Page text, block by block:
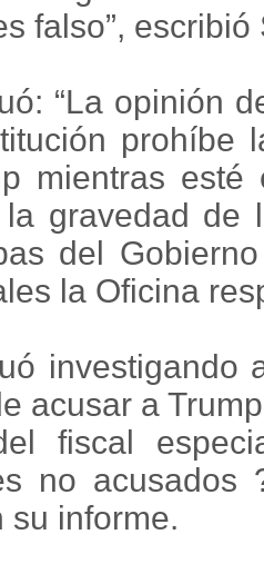
falso”,
“La opinión
prohíbe
mientras
gravedad de
del
la Oficina
investigando
acusar a Trump
fiscal
no acusados
su informe.